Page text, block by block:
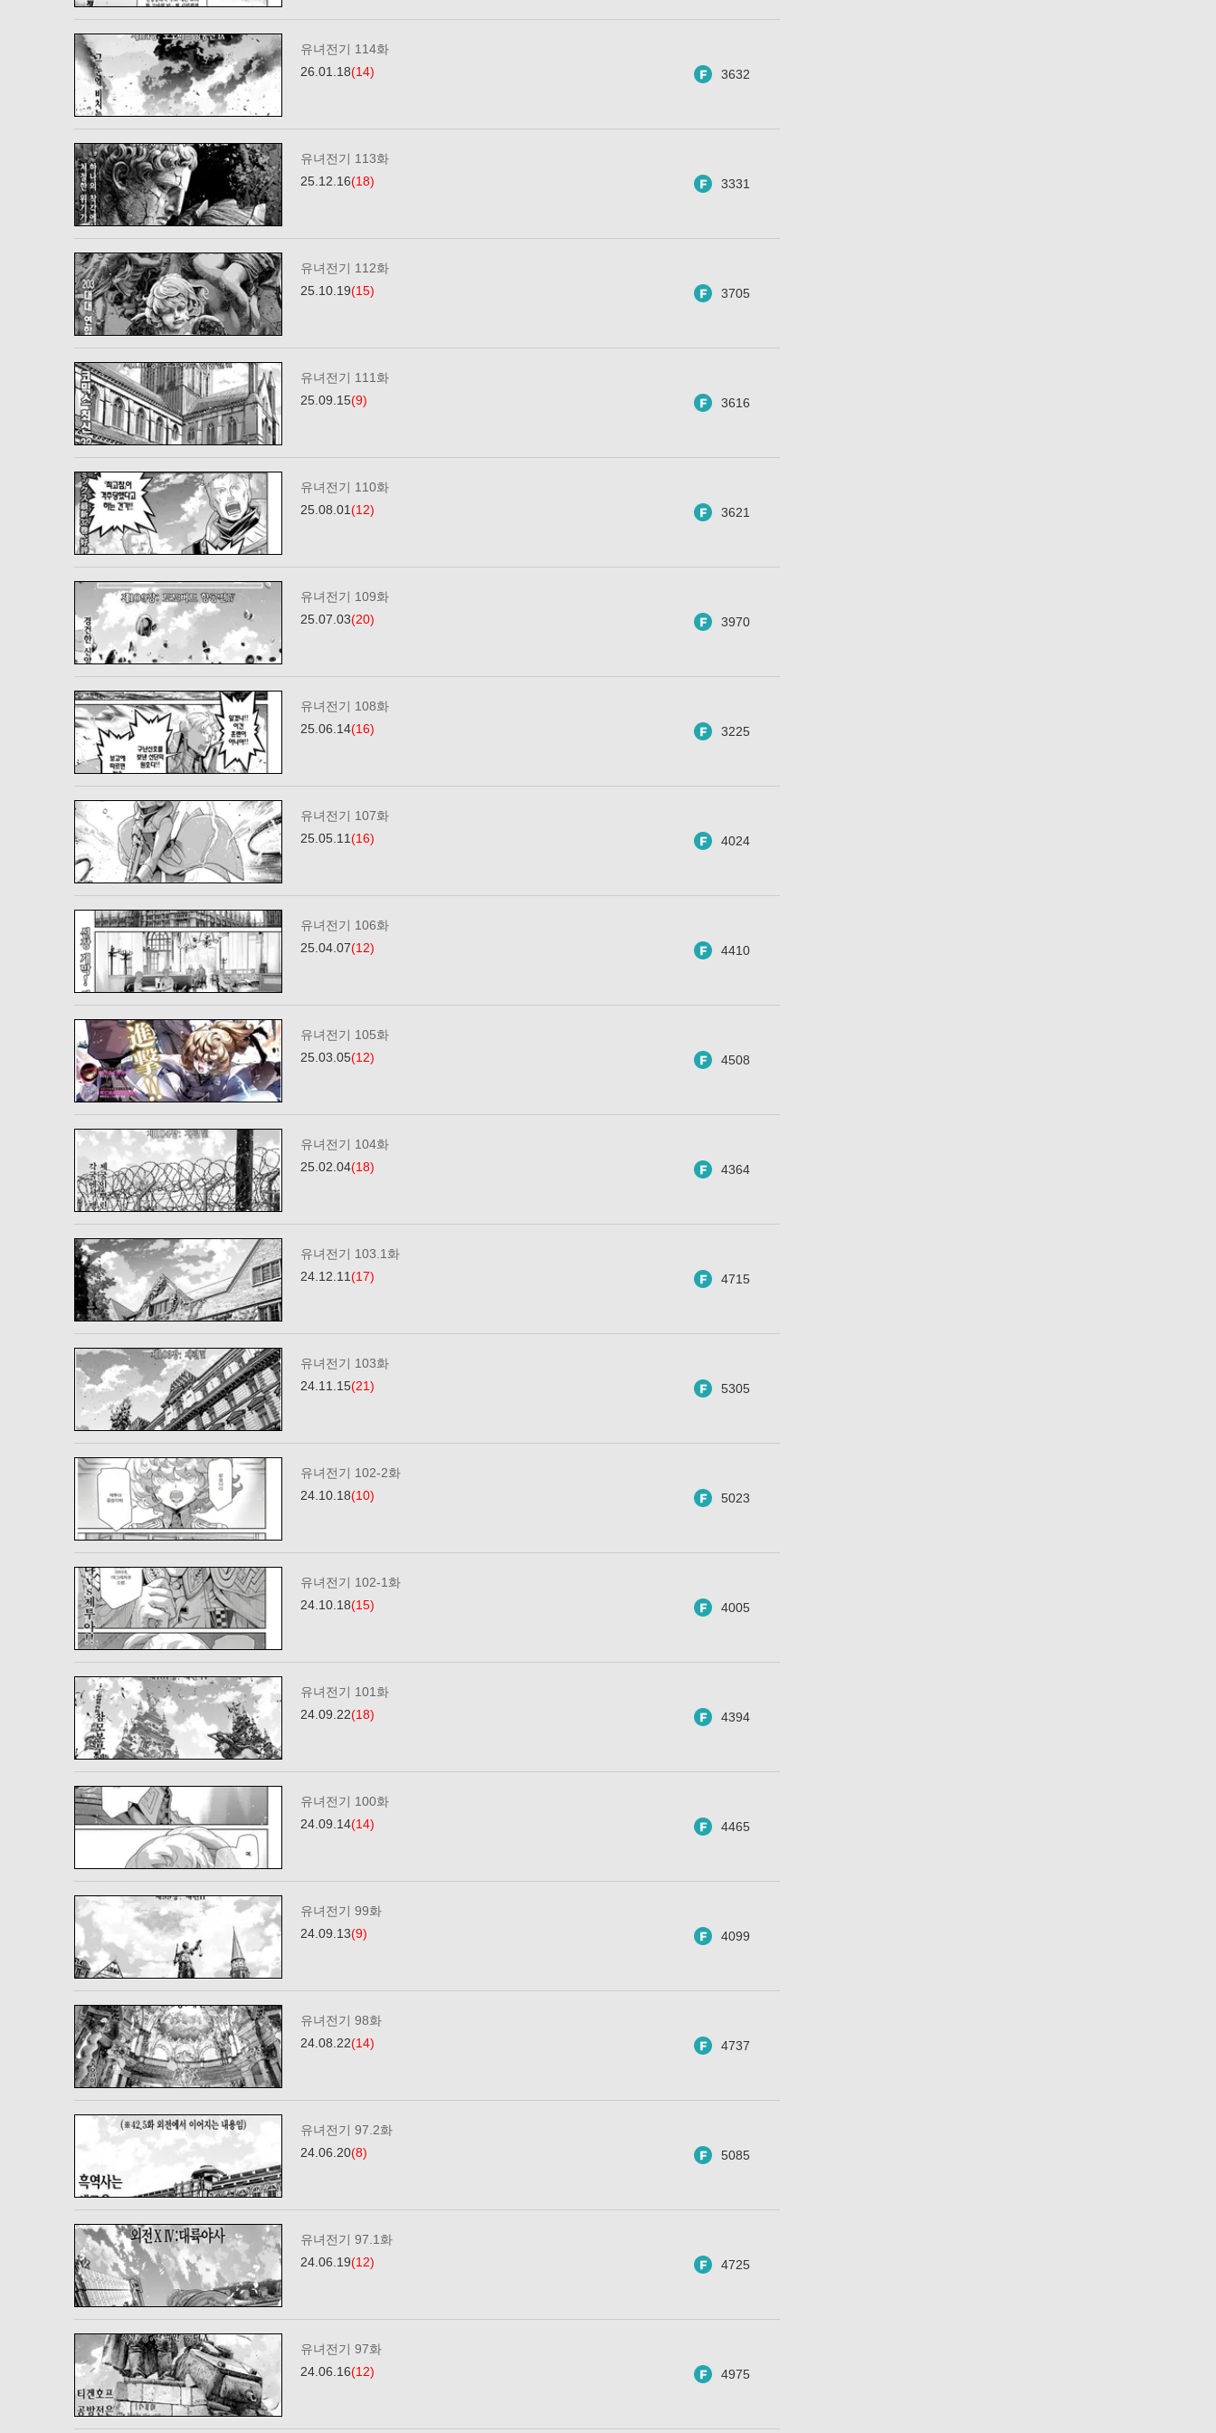
유녀전기 114화
26.01.18(14) 3632
유녀전기 113화
25.12.16(18) 3331
유녀전기 112화
25.10.19(15) 3705
유녀전기 111화
25.09.15(9) 3616
유녀전기 110화
25.08.01(12) 3621
유녀전기 109화
25.07.03(20) 3970
유녀전기 108화
25.06.14(16) 3225
유녀전기 107화
25.05.11(16) 4024
유녀전기 106화
25.04.07(12) 4410
유녀전기 105화
25.03.05(12) 4508
유녀전기 104화
25.02.04(18) 4364
유녀전기 103.1화
24.12.11(17) 4715
유녀전기 103화
24.11.15(21) 5305
유녀전기 102-2화
24.10.18(10) 5023
유녀전기 102-1화
24.10.18(15) 4005
유녀전기 101화
24.09.22(18) 4394
유녀전기 100화
24.09.14(14) 4465
유녀전기 99화
24.09.13(9) 4099
유녀전기 98화
24.08.22(14) 4737
유녀전기 97.2화
24.06.20(8) 5085
유녀전기 97.1화
24.06.19(12) 4725
유녀전기 97화
24.06.16(12) 4975